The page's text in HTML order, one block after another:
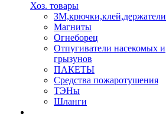
Хоз. товары
ЗМ,крючки,клей,держатели
Магниты
Огнеборец
Отпугиватели насекомых и
грызунов
ПАКЕТЫ
Средства пожаротушения
ТЭНы
Шланги